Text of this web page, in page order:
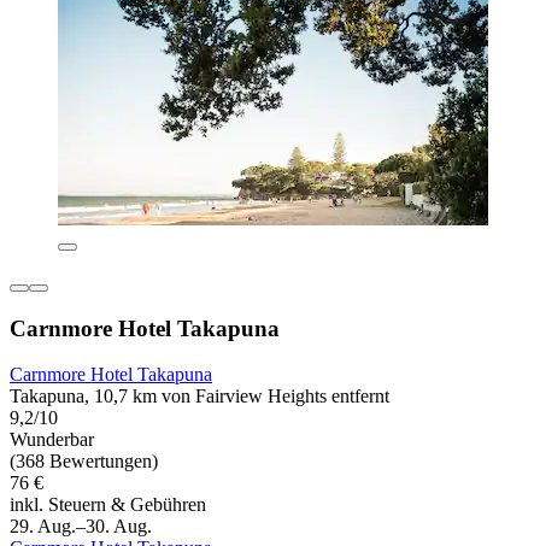
Carnmore Hotel Takapuna
Carnmore Hotel Takapuna
Takapuna, 10,7 km von Fairview Heights entfernt
9,2/10
Wunderbar
(368 Bewertungen)
76 €
inkl. Steuern & Gebühren
29. Aug.–30. Aug.